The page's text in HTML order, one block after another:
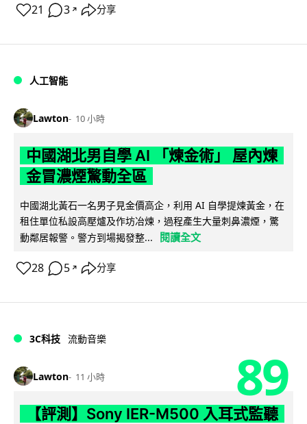
21 3 ↗ 分享
人工智能
Lawton 10 小時
中國湖北男自學 AI 「煉金術」 屋內煉
金冒濃煙驚動全區
中國湖北黃石一名男子見金價高企，利用 AI 自學提煉黃金，在
租住單位私設高壓爐及作坊冶煉，過程產生大量刺鼻濃煙，驚
動鄰居報警。警方到場揭發整...
閱讀全文
28 5 ↗ 分享
3C科技 流動音樂
Lawton 11 小時 89
【評測】Sony IER-M500 入耳式監聽